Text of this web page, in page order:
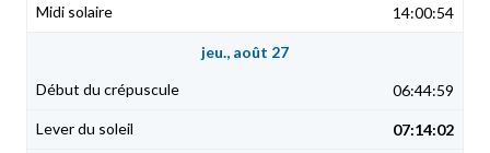
14:00:54
jeu., août 27
06:44:59
07:14:02